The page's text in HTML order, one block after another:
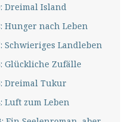
Dreimal Island
Hunger nach Leben
Schwieriges Landleben
Glückliche Zufälle
Dreimal Tukur
Luft zum Leben